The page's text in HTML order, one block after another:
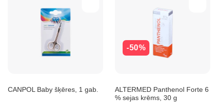
CANPOL Baby šķēres, 1 gab.
-50%
ALTERMED Panthenol Forte 6
% sejas krēms, 30 g